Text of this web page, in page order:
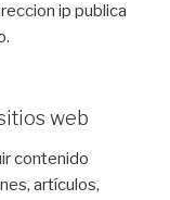
ip publica
web
contenido
artículos,